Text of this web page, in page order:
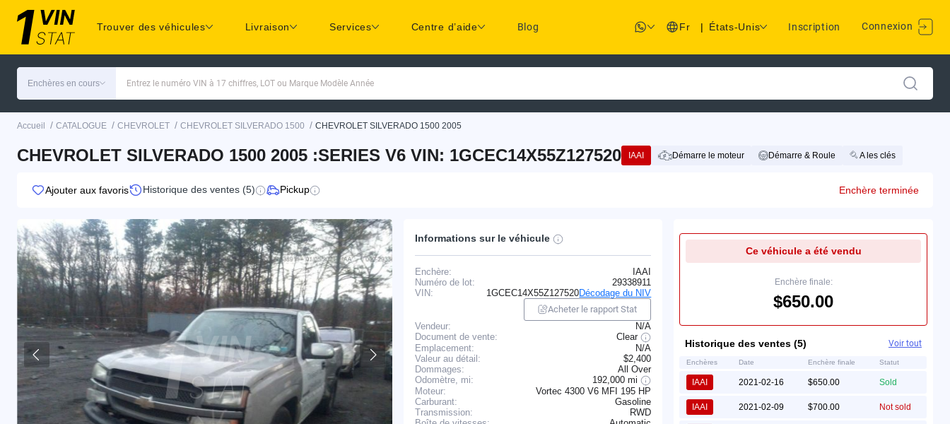
Trouver des véhicules Livraison Services Centre d’aide Blog Fr | États-Unis Inscription Connexion
Enchères en cours Entrez le numéro VIN à 17 chiffres, LOT ou Marque Modèle Année
Accueil / CATALOGUE / CHEVROLET / CHEVROLET SILVERADO 1500 / CHEVROLET SILVERADO 1500 2005
CHEVROLET SILVERADO 1500 2005 :SERIES V6 VIN: 1GCEC14X55Z127520 IAAI Démarre le moteur Démarre & Roule A les clés
Ajouter aux favoris Historique des ventes (5) Pickup Enchère terminée
Informations sur le véhicule
Enchère:
IAAI
Numéro de lot:
29338911
VIN:
1GCEC14X55Z127520Décodage du NIV
Acheter le rapport Stat
Vendeur:
N/A
Document de vente:
Clear
Emplacement:
N/A
Valeur au détail:
$2,400
Dommages:
All Over
Odomètre, mi:
192,000 mi
Moteur:
Vortec 4300 V6 MFI 195 HP
Carburant:
Gasoline
Transmission:
RWD
Ce véhicule a été vendu
Enchère finale:
$650.00
Historique des ventes (5) Voir tout
Enchères Date Enchère finale Statut
IAAI 2021-02-16 $650.00 Sold
IAAI 2021-02-09 $700.00 Not sold